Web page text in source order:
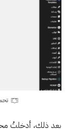
بعد ذلك، أدخلتُ